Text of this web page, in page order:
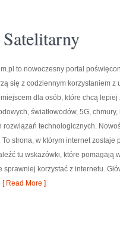
to nowoczesny portal
się z codziennym korzystaniem
dla osób, które chcą
światłowodów, 5G,
rozwiązań technologicznych.
To strona, w którym internet zostaje
tu wskazówki, które pomagają
korzystać z internetu.
[ Read More ]